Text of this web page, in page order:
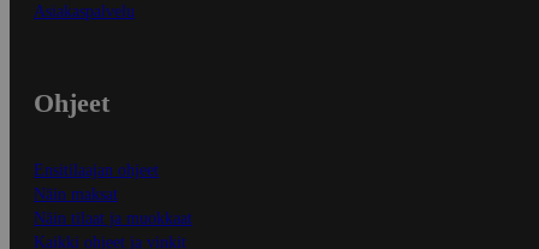
Asiakaspalvelu
Ohjeet
Ensitilaajan ohjeet
Näin maksat
Näin tilaat ja muokkaat
Kaikki ohjeet ja vinkit